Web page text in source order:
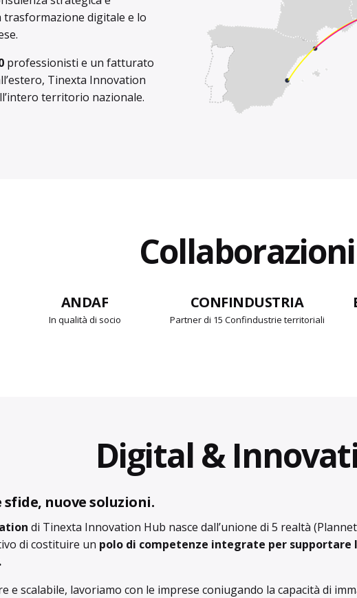
trasformazione digitale e lo
professionisti e un fatturato
Tinexta Innovation
territorio nazionale.
Collaborazioni
CONFINDUSTRIA
Partner di 15 Confindustrie territoriali
BORSA ITALIANA
In qualità di partner
Digital &
sfide, nuove soluzioni.
di Tinexta Innovation Hub nasce dall’unione di 5 realtà
di costituire un polo di competenze integrate per
e scalabile, lavoriamo con le imprese coniugando la capacità di